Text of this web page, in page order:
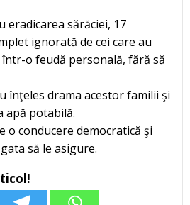
eradicarea sărăciei, 17
ignorată de cei care au
o feudă personală, fără să
înţeles drama acestor familii şi
apă potabilă.
o conducere democratică şi
să le asigure.